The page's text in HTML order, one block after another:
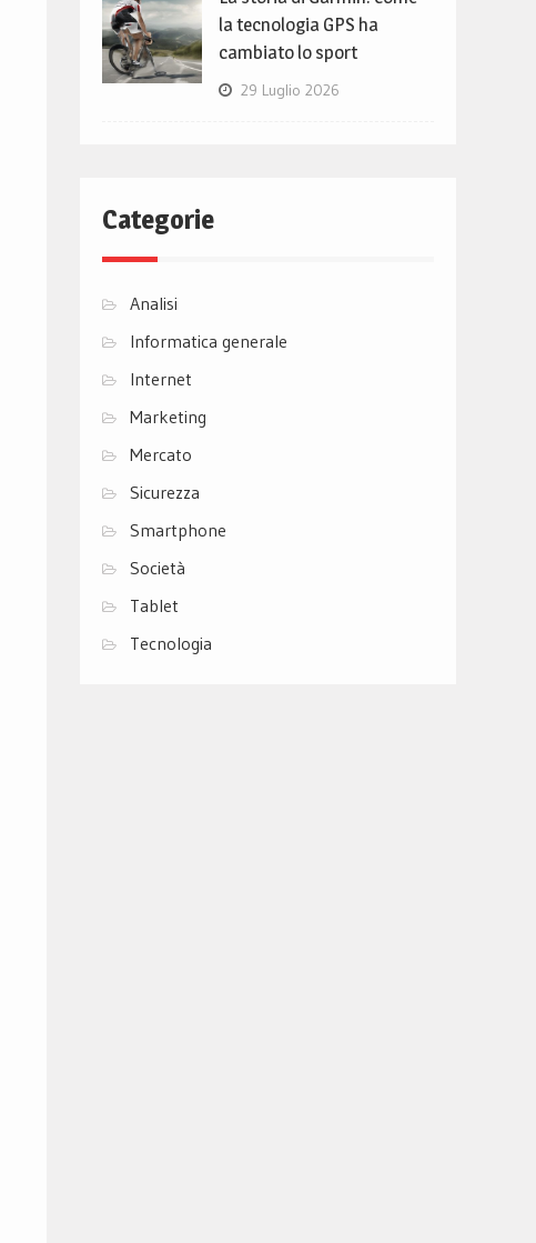
la tecnologia GPS ha
cambiato lo sport
29 Luglio 2026
Categorie
Analisi
Informatica generale
Internet
Marketing
Mercato
Sicurezza
Smartphone
Società
Tablet
Tecnologia